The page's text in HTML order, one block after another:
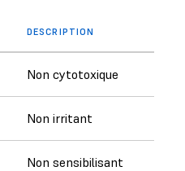
DESCRIPTION
Non cytotoxique
Non irritant
Non sensibilisant